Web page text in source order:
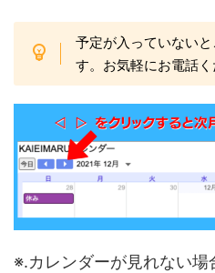
予定が入っていない
す。お気軽にお電話く
※.カレンダーが見れない場